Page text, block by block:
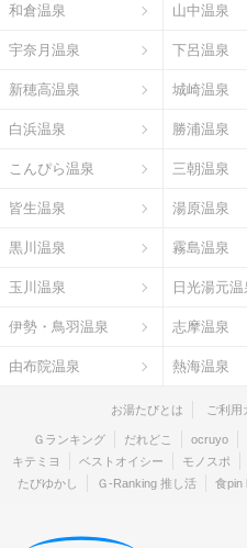
和倉温泉 山中温泉
宇奈月温泉 下呂温泉
新穂高温泉 城崎温泉
白浜温泉 勝浦温泉
こんぴら温泉 三朝温泉
皆生温泉 湯原温泉
黒川温泉 霧島温泉
玉川温泉 日光湯元温
伊勢・鳥羽温泉 志摩温泉
由布院温泉 熱海温泉
お湯たびとは ご利用
Ｇランキング だれどこ ocruyo
キテミヨ
ベストオイシー モノスポ
たびゆかし
Ｇ-Ranking 推し活 食pin